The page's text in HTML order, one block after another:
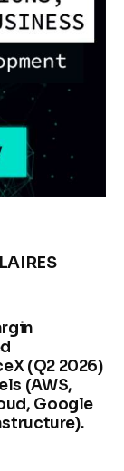
(Q2 2026)
(AWS,
Google